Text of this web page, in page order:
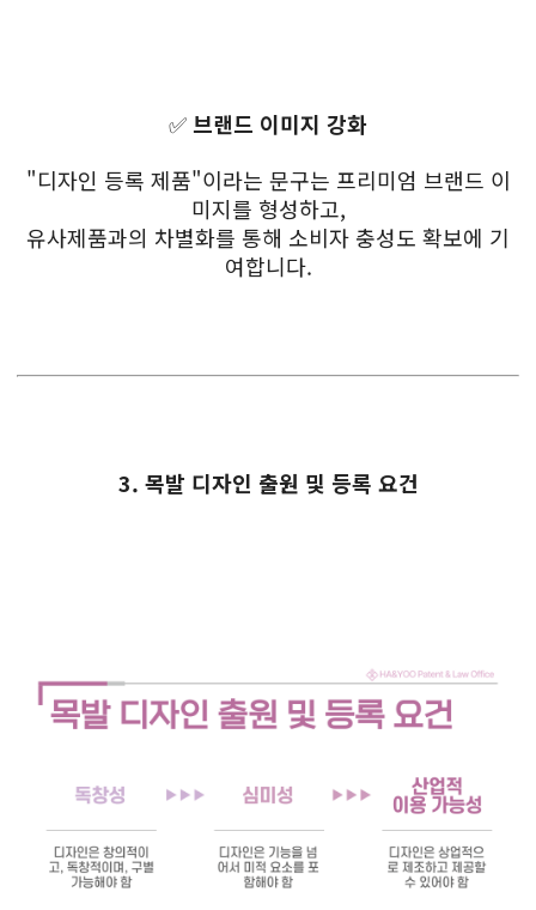
✅브랜드 이미지 강화
"디자인 등록 제품"이라는 문구는 프리미엄 브랜드 이
미지를 형성하고,
유사제품과의 차별화를 통해 소비자 충성도 확보에 기
여합니다.
3. 목발 디자인 출원 및 등록 요건